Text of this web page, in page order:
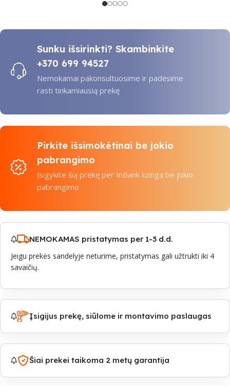
Sunku išsirinkti? Skambinkite
+370 699 94527
Nemokamai pakonsultuosime ir padėsime
rasti tinkamiausią prekę
Pirkite išsimokėtinai be jokio
pabrangimo
Įsigykite šią prekę per InBank lizingą be jokio
pabrangimo
NEMOKAMAS pristatymas per 1-3 d.d.
Jeigu prekės sandelyje neturime, pristatymas gali užtrukti iki 4
savaičių.
Įsigijus prekę, siūlome ir montavimo paslaugas
Šiai prekei taikoma 2 metų garantija